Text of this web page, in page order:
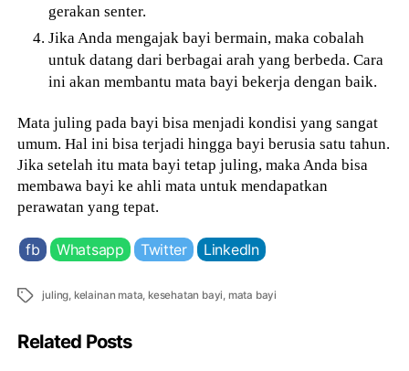
gerakan senter.
Jika Anda mengajak bayi bermain, maka cobalah
untuk datang dari berbagai arah yang berbeda. Cara
ini akan membantu mata bayi bekerja dengan baik.
Mata juling pada bayi bisa menjadi kondisi yang sangat
umum. Hal ini bisa terjadi hingga bayi berusia satu tahun.
Jika setelah itu mata bayi tetap juling, maka Anda bisa
membawa bayi ke ahli mata untuk mendapatkan
perawatan yang tepat.
fb Whatsapp Twitter LinkedIn
Tags juling, kelainan mata, kesehatan bayi, mata bayi
Related Posts